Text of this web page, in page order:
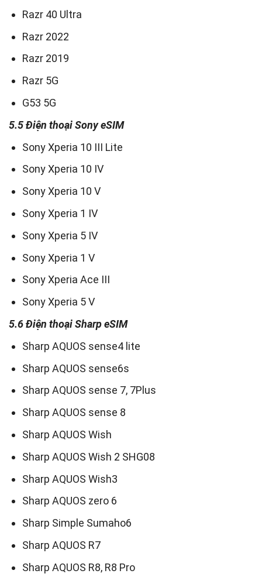
Razr 40 Ultra
Razr 2022
Razr 2019
Razr 5G
G53 5G
5.5 Điện thoại Sony eSIM
Sony Xperia 10 III Lite
Sony Xperia 10 IV
Sony Xperia 10 V
Sony Xperia 1 IV
Sony Xperia 5 IV
Sony Xperia 1 V
Sony Xperia Ace III
Sony Xperia 5 V
5.6 Điện thoại Sharp eSIM
Sharp AQUOS sense4 lite
Sharp AQUOS sense6s
Sharp AQUOS sense 7, 7Plus
Sharp AQUOS sense 8
Sharp AQUOS Wish
Sharp AQUOS Wish 2 SHG08
Sharp AQUOS Wish3
Sharp AQUOS zero 6
Sharp Simple Sumaho6
Sharp AQUOS R7
Sharp AQUOS R8, R8 Pro